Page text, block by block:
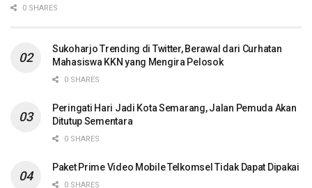
0 SHARES
Sukoharjo Trending di Twitter, Berawal dari Curhatan
Mahasiswa KKN yang Mengira Pelosok
0 SHARES
Peringati Hari Jadi Kota Semarang, Jalan Pemuda Akan
Ditutup Sementara
0 SHARES
Paket Prime Video Mobile Telkomsel Tidak Dapat Dipakai
0 SHARES